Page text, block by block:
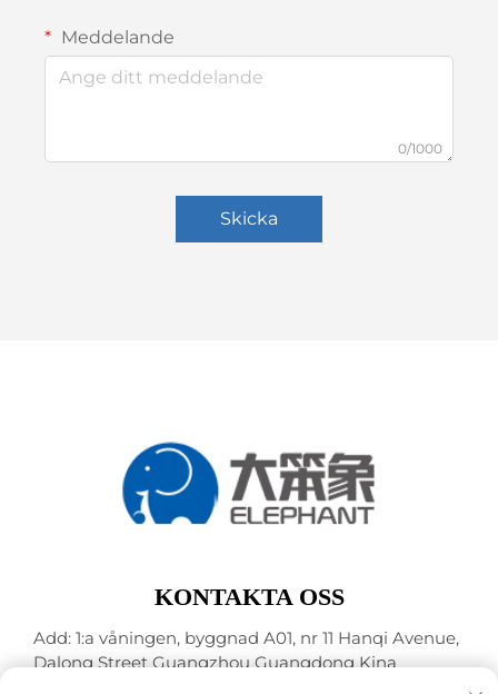
Meddelande
0/1000
Skicka
KONTAKTA OSS
Add: 1:a våningen, byggnad A01, nr 11 Hanqi Avenue,
Dalong Street Guangzhou Guangdong Kina